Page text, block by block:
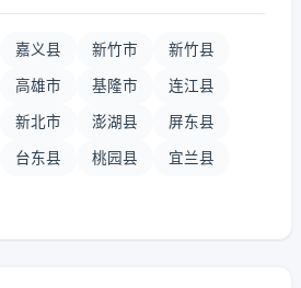
嘉义县 新竹市 新竹县
高雄市 基隆市 连江县
新北市 澎湖县 屏东县
台东县 桃园县 宜兰县